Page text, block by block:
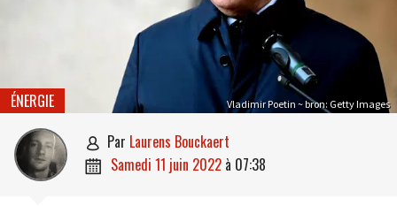
Vladimir Poetin ~ bron: Getty Images
ÉNERGIE
 par Laurens Bouckaert
 samedi 11 juin 2022 à 07:38